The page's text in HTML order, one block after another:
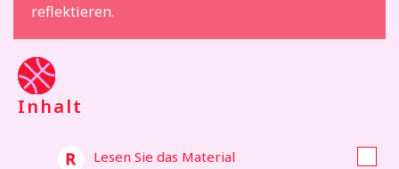
reflektieren.
Inhalt
Lesen Sie das Material